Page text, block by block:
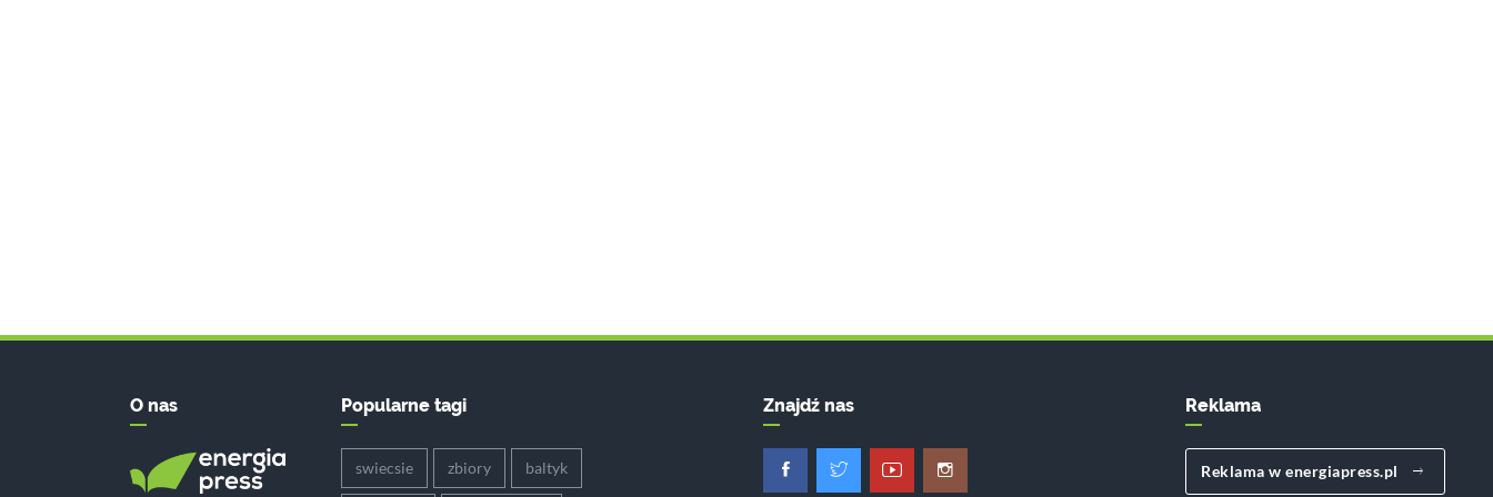
O nas Popularne tagi
swiecsie zbiory baltyk
Znajdź nas Reklama
Reklama w energiapress.pl